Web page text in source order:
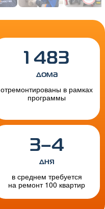
1 483
дома
отремонтированы в рамках
программы
3–4
дня
в среднем требуется
на ремонт 100 квартир